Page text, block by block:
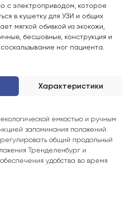
с электроприводом, которое
в кушетку для УЗИ и общих
мягкой обивкой из экокожи,
бесшовные, конструкция и
ног пациента.
Характеристики
емкостью и ручным
запоминания положений.
общий продольный
Тренделенбург и
удобства во время